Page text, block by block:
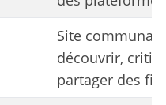
Site
découvrir,
partager des